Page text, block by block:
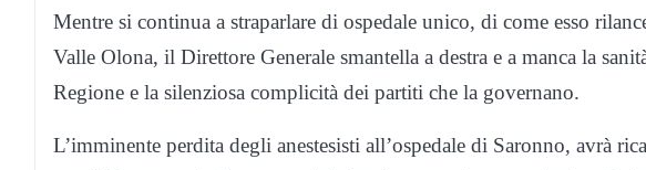
Mentre si continua a straparlare di ospedale unico, di come esso
Valle Olona, il Direttore Generale smantella a destra e a manca la
Regione e la silenziosa complicità dei partiti che la governano.
L’imminente perdita degli anestesisti all’ospedale di Saronno, avrà